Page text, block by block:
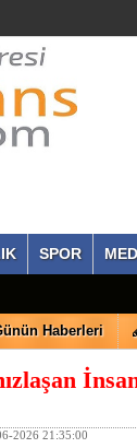
SPOR
Haberleri
2026 21:35:00